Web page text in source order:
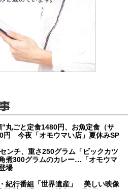
”丸ごと定食1480円、お魚定食（サ
円 今夜「オモウマい店」夏休みSP
ンチ、重さ250グラム「ビックカツ
煮300グラムのカレー…「オモウマ
場
紀行番組「世界遺産」 美しい映像